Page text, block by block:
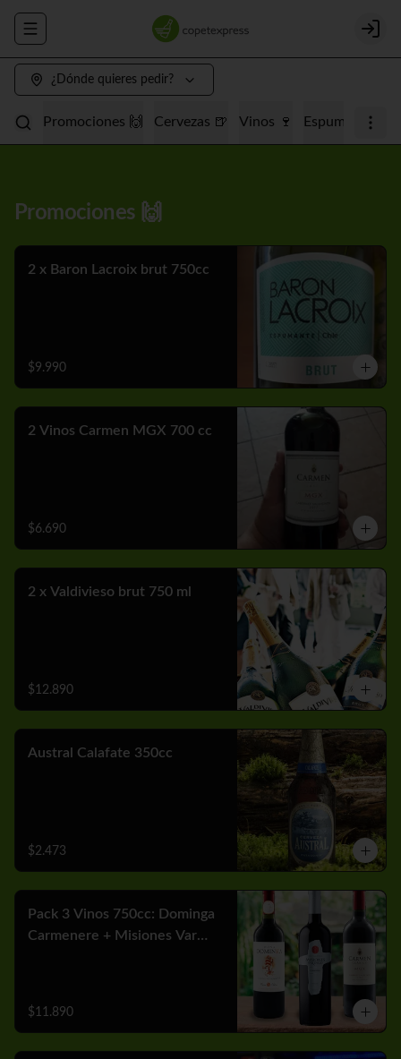
Abrir menu de navegación Login
¿Dónde quieres pedir?
Promociones 🙌 Cervezas 🍺 Vinos 🍷 Espumantes 🥂
Promociones 🙌
2 x Baron Lacroix brut 750cc
$9.990
2 Vinos Carmen MGX 700 cc
$6.690
2 x Valdivieso brut 750 ml
$12.890
Austral Calafate 350cc
$2.473
Pack 3 Vinos 750cc: Dominga
Carmenere + Misiones Var
$11.890